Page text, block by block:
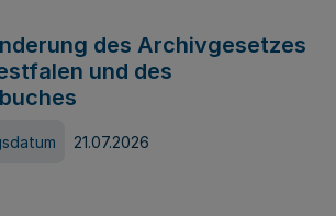
des Archivgesetzes
und des
21.07.2026